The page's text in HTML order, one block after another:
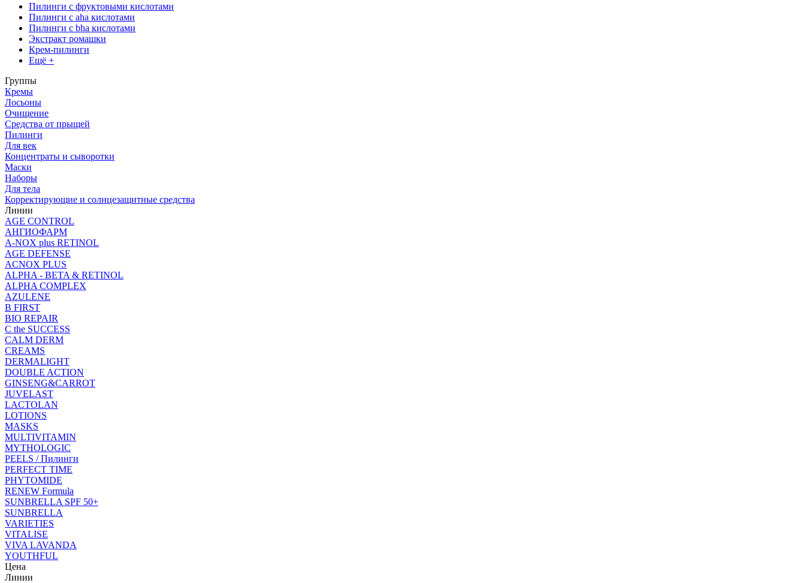
Пилинги с фруктовыми кислотами
Пилинги с aha кислотами
Пилинги с bha кислотами
Экстракт ромашки
Крем-пилинги
Ещё +
Группы
Кремы
Лосьоны
Очищение
Средства от прыщей
Пилинги
Для век
Концентраты и сыворотки
Маски
Наборы
Для тела
Корректирующие и солнцезащитные средства
Линии
AGE CONTROL
АНГИОФАРМ
A-NOX plus RETINOL
AGE DEFENSE
ACNOX PLUS
ALPHA - BETA & RETINOL
ALPHA COMPLEX
AZULENE
B FIRST
BIO REPAIR
C the SUCCESS
CALM DERM
CREAMS
DERMALIGHT
DOUBLE ACTION
GINSENG&CARROT
JUVELAST
LACTOLAN
LOTIONS
MASKS
MULTIVITAMIN
MYTHOLOGIC
PEELS / Пилинги
PERFECT TIME
PHYTOMIDE
RENEW Formula
SUNBRELLA SPF 50+
SUNBRELLA
VARIETIES
VITALISE
VIVA LAVANDA
YOUTHFUL
Цена
Линии